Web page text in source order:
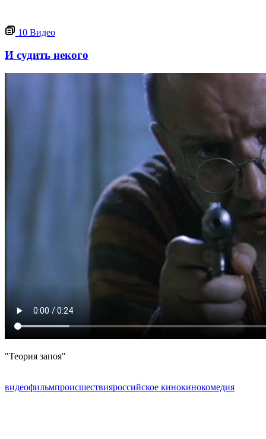
10 Видео
И судить некого
"Теория запоя"
видеофильмпроисшествияроссийское кинокинокомедия